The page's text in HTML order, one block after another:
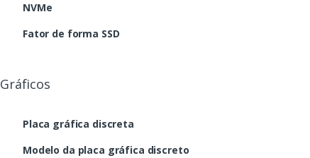
NVMe
Fator de forma SSD
Gráficos
Placa gráfica discreta
Modelo da placa gráfica discreto